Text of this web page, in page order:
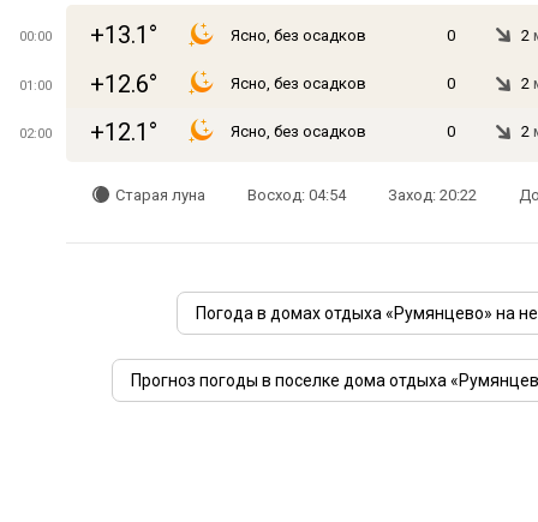
00:00 +13.1° Ясно, без осадков 0 2
01:00 +12.6° Ясно, без осадков 0 2
02:00 +12.1° Ясно, без осадков 0 2
Старая луна Восход: 04:54 Заход: 20:22
Погода в домах отдыха «Румянцево» на
Прогноз погоды в поселке дома отдыха